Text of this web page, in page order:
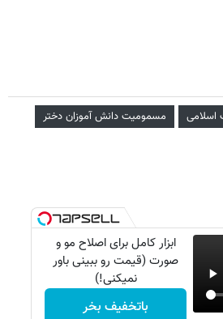
اسلامی
مسمومیت دانش آموزان دختر
ابزار کامل برای اصلاح مو و
صورت (قیمت رو ببینی باور
نمیکنی!)
باتخفیف بخر